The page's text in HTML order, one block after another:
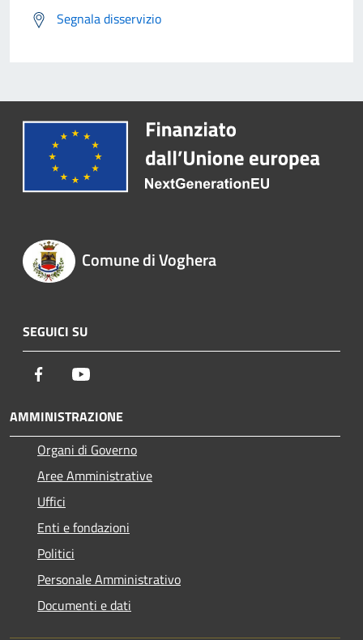
Segnala disservizio
Comune di Voghera
SEGUICI SU
Facebook
AMMINISTRAZIONE
Organi di Governo
Aree Amministrative
Uffici
Enti e fondazioni
Politici
Personale Amministrativo
Documenti e dati